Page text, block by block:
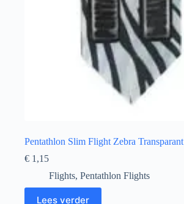
Pentathlon Slim Flight Zebra Transparant
€ 1,15
Flights, Pentathlon Flights
Lees verder